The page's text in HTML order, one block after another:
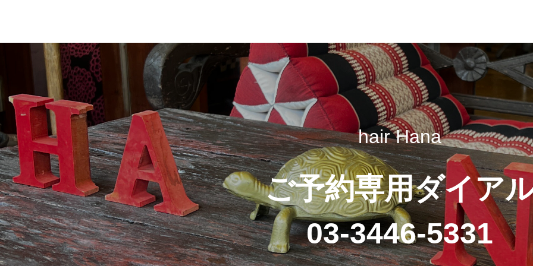
hair Hana
ご予約専用ダイア
03-3446-5331